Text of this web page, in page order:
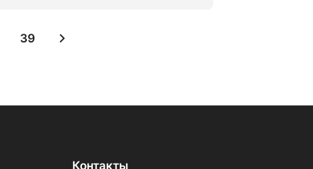
39
Контакты